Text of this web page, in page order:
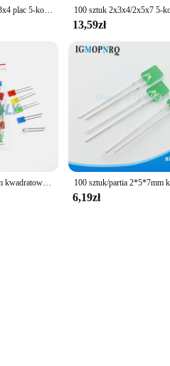
100 sztuk/partia 2x3x4 plac 5-kolor krótki nogi dioda emitująca światło LED w linii lampa koraliki
13,59zł
100 sztuk 2*5*7mm kwadratowy zestaw diod LED zestaw diod elektroluminescencyjnych 2X5X7 dioda LED czerwony żółty zielony niebieski biały 5 kolorów nowość
6,19zł